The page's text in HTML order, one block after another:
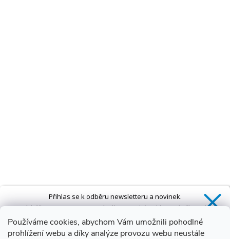
Používáme cookies, abychom Vám umožnili pohodlné
prohlížení webu a díky analýze provozu webu neustále
Přihlas se k odběru newsletteru a novinek.
ZískášSLEVU 5 %na první nákup a také exkluzivní přístup k
novinkám, slevám a dalším speciálním nabídkám.*